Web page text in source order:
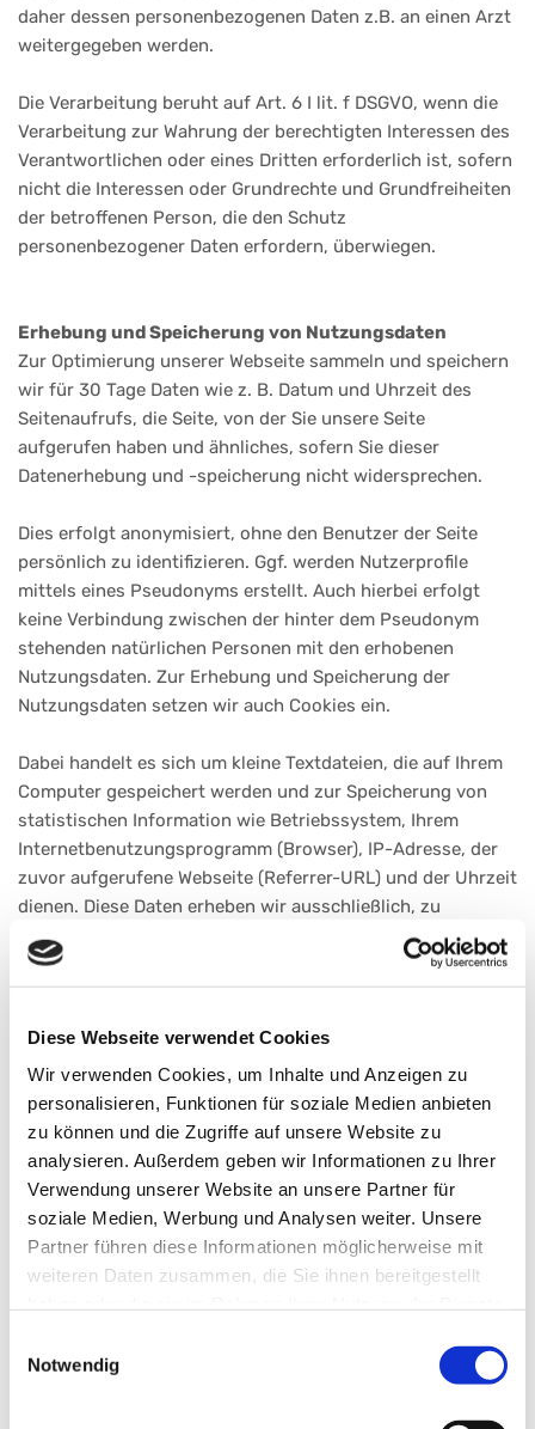
Diese Webseite verwendet Cookies
Wir verwenden Cookies, um Inhalte und Anzeigen zu
personalisieren, Funktionen für soziale Medien anbieten
zu können und die Zugriffe auf unsere Website zu
analysieren. Außerdem geben wir Informationen zu Ihrer
Verwendung unserer Website an unsere Partner für
soziale Medien, Werbung und Analysen weiter. Unsere
Partner führen diese Informationen möglicherweise mit
weiteren Daten zusammen, die Sie ihnen bereitgestellt
Notwendig
daher dessen personenbezogenen Daten z.B. an einen Arzt
weitergegeben werden.
Die Verarbeitung beruht auf Art. 6 I lit. f DSGVO, wenn die
Verarbeitung zur Wahrung der berechtigten Interessen des
Verantwortlichen oder eines Dritten erforderlich ist, sofern
nicht die Interessen oder Grundrechte und Grundfreiheiten
der betroffenen Person, die den Schutz
personenbezogener Daten erfordern, überwiegen.
Erhebung und Speicherung von Nutzungsdaten
Zur Optimierung unserer Webseite sammeln und speichern
wir für 30 Tage Daten wie z. B. Datum und Uhrzeit des
Seitenaufrufs, die Seite, von der Sie unsere Seite
aufgerufen haben und ähnliches, sofern Sie dieser
Datenerhebung und -speicherung nicht widersprechen.
Dies erfolgt anonymisiert, ohne den Benutzer der Seite
persönlich zu identifizieren. Ggf. werden Nutzerprofile
mittels eines Pseudonyms erstellt. Auch hierbei erfolgt
keine Verbindung zwischen der hinter dem Pseudonym
stehenden natürlichen Personen mit den erhobenen
Nutzungsdaten. Zur Erhebung und Speicherung der
Nutzungsdaten setzen wir auch Cookies ein.
Dabei handelt es sich um kleine Textdateien, die auf Ihrem
Computer gespeichert werden und zur Speicherung von
statistischen Information wie Betriebssystem, Ihrem
Internetbenutzungsprogramm (Browser), IP-Adresse, der
zuvor aufgerufene Webseite (Referrer-URL) und der Uhrzeit
dienen. Diese Daten erheben wir ausschließlich, zu
statistischen Zwecken, um unseren Internetauftritt weiter
zu optimieren und unsere Internetangebote noch
attraktiver gestalten zu können.
Die Erhebung und Speicherung erfolgt ausschließlich in
anonymisierter oder pseudonymisierter Form und lässt
keinen Rückschluss auf Sie als natürliche Person zu.
Registrierung auf unserer Internetseite
Sie haben die Möglichkeit, sich auf unserer Website zu
registrieren und dabei Angaben über ihre
personenbezogenen Daten zu machen. Ihre angegebenen
Daten verarbeiten wir ausschließlich für interne Zwecke.
Daten berechtigt an einen unserer Auftragsverarbeiter